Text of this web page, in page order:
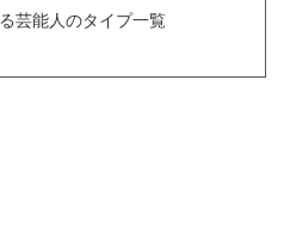
芸能人のタイプ一覧